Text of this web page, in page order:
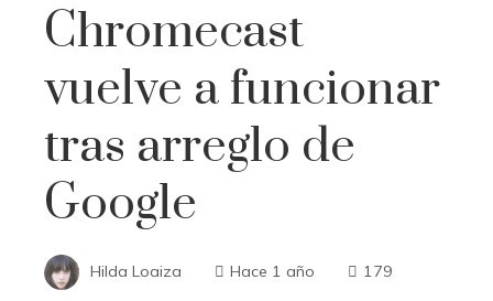
Chromecast
vuelve a funcionar
tras arreglo de
Google
Hilda Loaiza Hace 1 año 179